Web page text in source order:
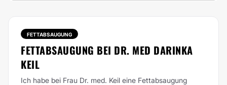
FETTABSAUGUNG
FETTABSAUGUNG BEI DR. MED DARINKA
KEIL
Ich habe bei Frau Dr. med. Keil eine Fettabsaugung